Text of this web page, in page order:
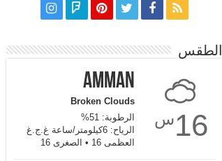
الطقس
16س
Amman
Broken Clouds
الرطوبة: 51%
الرياح: 6كيلومتر/ساعة غ.ج.غ
العظمى 16 • الصغرى 16